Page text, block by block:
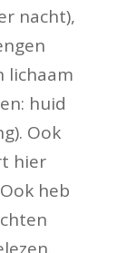
nacht),
lichaam
huid
Ook
hier
heb